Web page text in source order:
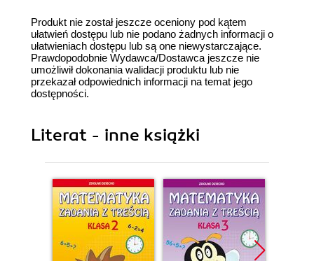
Produkt nie został jeszcze oceniony pod kątem
ułatwień dostępu lub nie podano żadnych informacji o
ułatwieniach dostępu lub są one niewystarczające.
Prawdopodobnie Wydawca/Dostawca jeszcze nie
umożliwił dokonania walidacji produktu lub nie
przekazał odpowiednich informacji na temat jego
dostępności.
Literat - inne książki